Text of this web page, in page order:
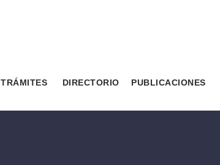
TRÁMITES DIRECTORIO PUBLICACIONES